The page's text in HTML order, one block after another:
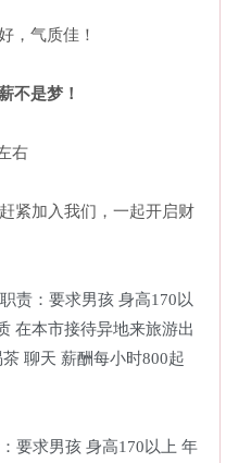
，气质佳！
不是梦！
右
紧加入我们，一起开启财
责：要求男孩 身高170以
在本市接待异地来旅游出
聊天 薪酬每小时800起
要求男孩 身高170以上 年